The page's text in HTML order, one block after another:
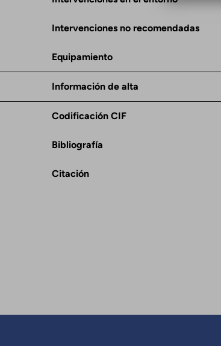
Intervenciones no recomendadas
Equipamiento
Información de alta
Codificación CIF
Bibliografía
Citación